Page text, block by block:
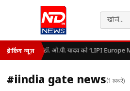
ब्रेकिंग न्यूज़ डॉ. ओ.पी. यादव को ‘LIPI Europe
#iindia gate news(1 खबरें)